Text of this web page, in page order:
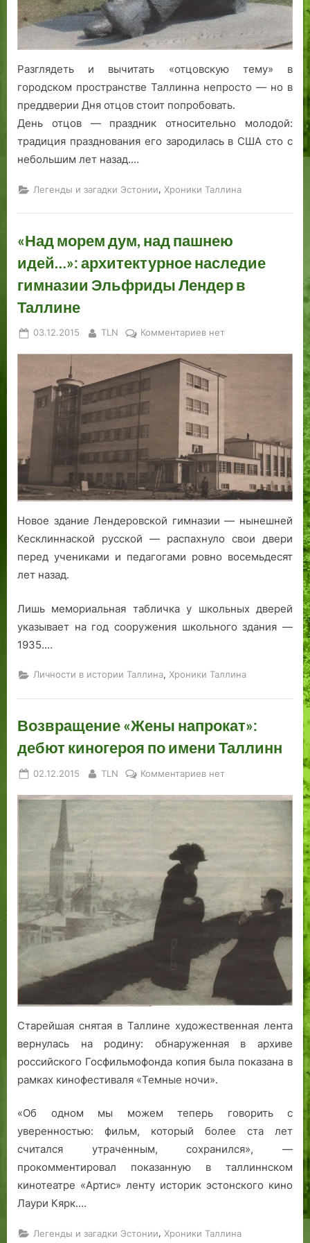
Разглядеть и вычитать «отцовскую тему» в
городском пространстве Таллинна непросто — но в
преддверии Дня отцов стоит попробовать.
День отцов — праздник относительно молодой:
традиция празднования его зародилась в США сто с
небольшим лет назад.…
Легенды и загадки Эстонии, Хроники Таллина
«Над морем дум, над пашнею
идей…»: архитектурное наследие
гимназии Эльфриды Лендер в
Таллине
Posted
03.12.2015 By
TLN Комментариевк
морем
дум,
над
пашнею
идей…»:
архитектурное
наследие
гимназии
Эльфриды
Таллине
нет
Новое здание Лендеровской гимназии — нынешней
Кесклиннаской русской — распахнуло свои двери
перед учениками и педагогами ровно восемьдесят
лет назад.
Лишь мемориальная табличка у школьных дверей
указывает на год сооружения школьного здания —
1935.…
Личности в истории Таллина, Хроники Таллина
Возвращение «Жены напрокат»:
дебют киногероя по имени Таллинн
Posted
02.12.2015 By
TLN Комментариевк
Возвращение
киногероя
имени
Таллинн
нет
Старейшая снятая в Таллине художественная лента
вернулась на родину: обнаруженная в архиве
российского Госфильмофонда копия была показана в
рамках кинофестиваля «Темные ночи».
«Об одном мы можем теперь говорить с
уверенностью: фильм, который более ста лет
считался утраченным, сохранился», —
прокомментировал показанную в таллиннском
кинотеатре «Артис» ленту историк эстонского кино
Лаури Кярк.…
Легенды и загадки Эстонии, Хроники Таллина